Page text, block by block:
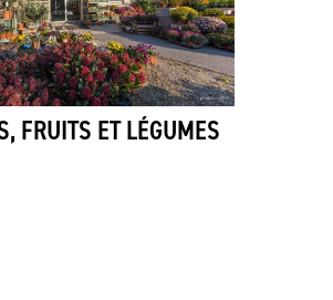
FRUITS ET LÉGUMES